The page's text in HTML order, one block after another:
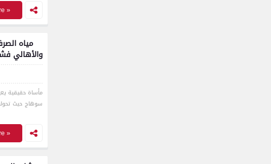
»
مياه
والأهالي
مأساة حقيقية
سوهاج حيث
»